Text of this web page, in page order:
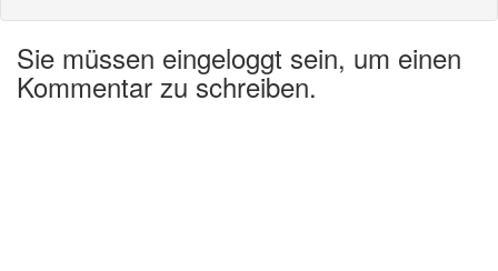
Sie müssen eingeloggt sein, um einen
Kommentar zu schreiben.